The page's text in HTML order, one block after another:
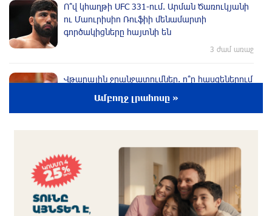
Ո՞վ կհաղթի UFC 331-ում. Արման Ծառուկյանի
ու Մաուրիսիո Ռուֆիի մենամարտի
գործակիցները հայտնի են
3 ժամ առաջ
Վթարային ջրանջատումներ. ո՞ր հասցեներում
Տարադրամի փոխարժեքները օգոստոսի 9-ին
3 ժամ առաջ
ՀՀ տարածքում ավտոճանապարհներն
Ամբողջ լրահոսը »